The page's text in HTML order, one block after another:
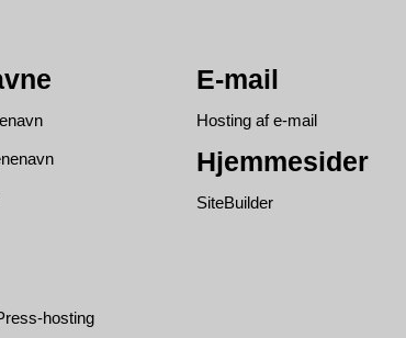
hosting
E-mail
Hosting af e-mail
Hjemmesider
SiteBuilder